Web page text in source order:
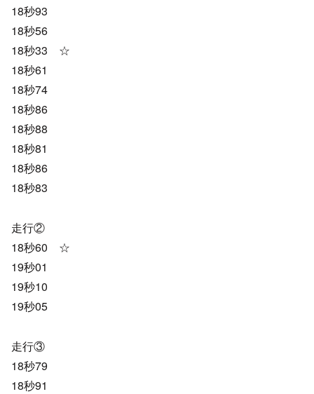
18秒93
18秒56
18秒33 ☆
18秒61
18秒74
18秒86
18秒88
18秒81
18秒86
18秒83
走行②
18秒60 ☆
19秒01
19秒10
19秒05
走行③
18秒79
18秒91